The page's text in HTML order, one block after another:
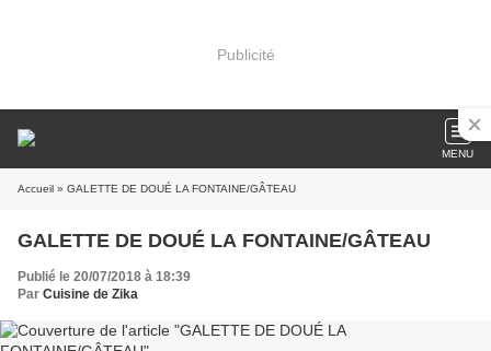
Publicité
MENU
Accueil » GALETTE DE DOUÉ LA FONTAINE/GÂTEAU
GALETTE DE DOUÉ LA FONTAINE/GÂTEAU
Publié le 20/07/2018 à 18:39
Par Cuisine de Zika